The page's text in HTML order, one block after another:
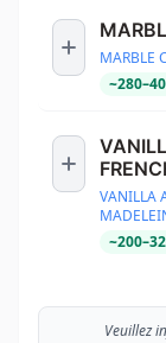
MARBLE
~280–
VANILLA
~200–
Veuillez